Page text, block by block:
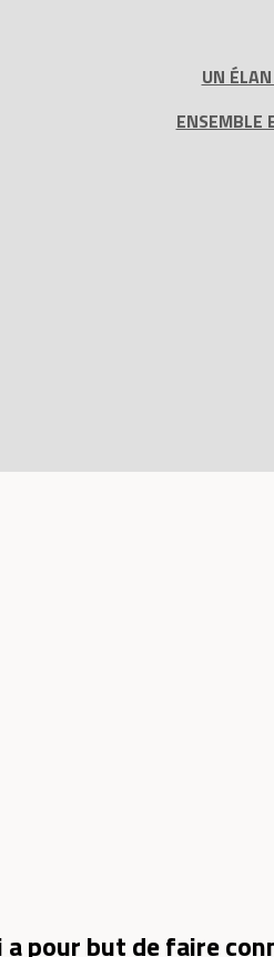
UN
ENSEMBLE
pour but de faire